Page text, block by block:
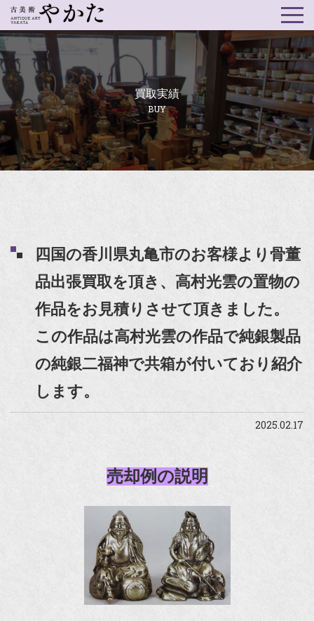
買取実績
BUY
四国の香川県丸亀市のお客様より骨董
品出張買取を頂き、高村光雲の置物の
作品をお見積りさせて頂きました。
この作品は高村光雲の作品で純銀製品
の純銀二福神で共箱が付いており紹介
します。
2025.02.17
売却例の説明